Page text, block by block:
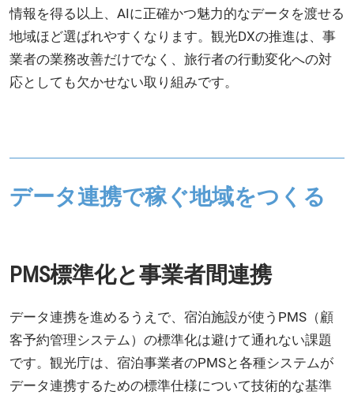
情報を得る以上、AIに正確かつ魅力的なデータを渡せる
地域ほど選ばれやすくなります。観光DXの推進は、事
業者の業務改善だけでなく、旅行者の行動変化への対
応としても欠かせない取り組みです。
データ連携で稼ぐ地域をつくる
PMS標準化と事業者間連携
データ連携を進めるうえで、宿泊施設が使うPMS（顧
客予約管理システム）の標準化は避けて通れない課題
です。観光庁は、宿泊事業者のPMSと各種システムが
データ連携するための標準仕様について技術的な基準